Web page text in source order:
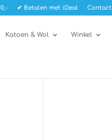
✔ Betalen met iDeal Contact
Katoen & Wol Winkel